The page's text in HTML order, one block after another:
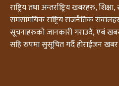
राष्ट्रिय तथा अन्तर्राष्ट्रिय खबरहरु,
समसामयिक राष्ट्रिय राजनैतिक
सूचनाहरुको जानकारी गराउदै, एबं
सहि रुपमा सुसूचित गर्दै होराईजन